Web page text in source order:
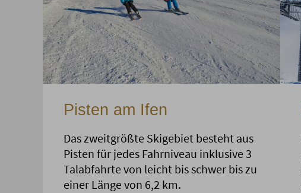
Pisten am Ifen
Das zweitgrößte Skigebiet besteht aus
Pisten für jedes Fahrniveau inklusive 3
Talabfahrte von leicht bis schwer bis zu
einer Länge von 6,2 km.